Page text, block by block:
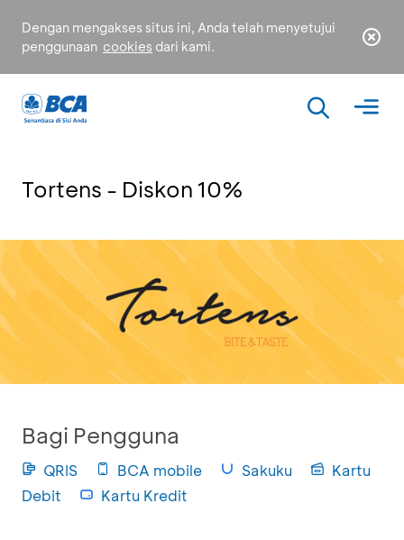
Dengan mengakses situs ini, Anda telah menyetujui
penggunaan cookies dari kami.
Tortens - Diskon 10%
Bagi Pengguna
QRIS BCA mobile Sakuku
Kartu
Debit
Kartu Kredit